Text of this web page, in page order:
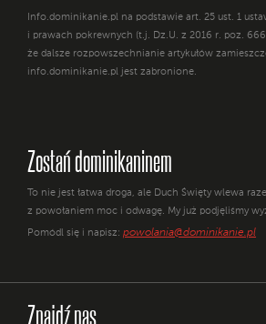
Info.dominikanie.pl na podstawie art. 25 ust. 1
i prawach pokrewnych (t.j. Dz.U. z 2016 r. poz.
że dalsze rozpowszechnianie artykułów
info.dominikanie.pl jest zabronione.
Zostań dominikaninem
To nie jest łatwa droga, ale Duch Święty wlewa
z powołaniem moc i odwagę. My już podjęliśmy
Pomódl się i napisz: powolania@dominikanie.pl
Znajdź nas